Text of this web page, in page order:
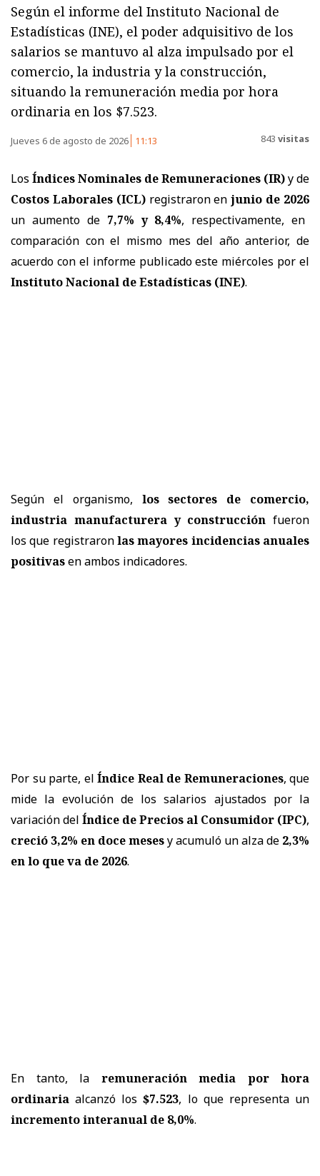
Según el informe del Instituto Nacional de
Estadísticas (INE), el poder adquisitivo de los
salarios se mantuvo al alza impulsado por el
comercio, la industria y la construcción,
situando la remuneración media por hora
ordinaria en los $7.523.
Jueves 6 de agosto de 2026 11:13 843 visitas
Los Índices Nominales de Remuneraciones (IR)y de
Costos Laborales (ICL)registraron enjunio de 2026
un aumento de 7,7% y 8,4%, respectivamente, en
comparación con el mismo mes del año anterior, de
acuerdo con el informe publicado este miércoles por el
Instituto Nacional de Estadísticas (INE).
Según el organismo, los sectores de comercio,
industria manufacturera y construcción fueron
los que registraronlas mayores incidencias anuales
positivasen ambos indicadores.
Por su parte, el Índice Real de Remuneraciones, que
mide la evolución de los salarios ajustados por la
variación del Índice de Precios al Consumidor (IPC),
creció 3,2% en doce mesesy acumuló un alza de 2,3%
en lo que va de 2026.
En tanto, la remuneración media por hora
ordinaria alcanzó los$7.523, lo que representa un
incremento interanual de 8,0%.